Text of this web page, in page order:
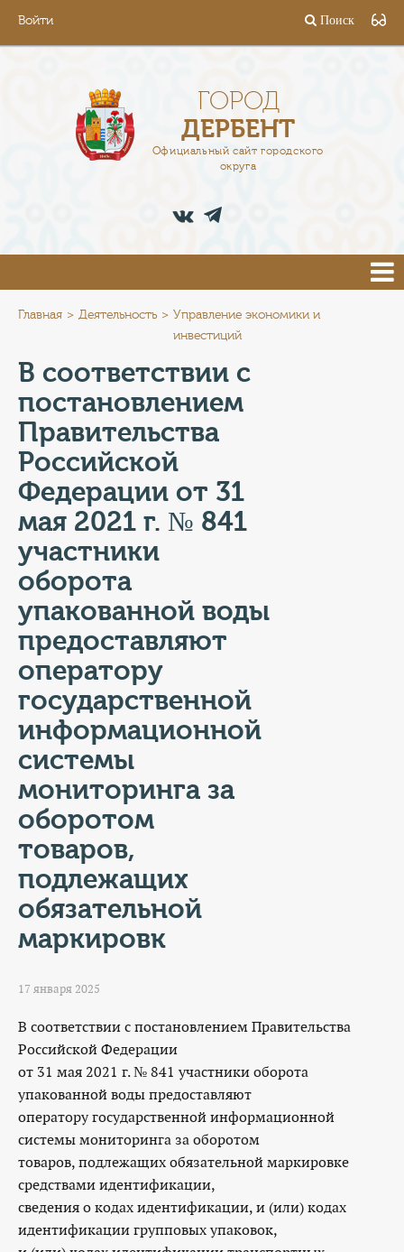
Войти Поиск
ГОРОД
ДЕРБЕНТ
Официальный сайт городского
округа
АДМИНИСТРАЦИЯ
ПРЕСС-ЦЕНТР
ТУРИСТАМ
КОНТАКТЫ
ТАРИФЫ
ГЕРОИ Z
КАТАЛОГ УСЛУГ
СЛУЖБА ПО КОНТРАКТУ
Главная Деятельность
Управление экономики и
инвестиций
В соответствии с
постановлением
Правительства
Российской
Федерации от 31
мая 2021 г. № 841
участники
оборота
упакованной воды
предоставляют
оператору
государственной
информационной
системы
мониторинга за
оборотом
товаров,
подлежащих
обязательной
маркировк
17 января 2025
В соответствии с постановлением Правительства
Российской Федерации
от 31 мая 2021 г. № 841 участники оборота
упакованной воды предоставляют
оператору государственной информационной
системы мониторинга за оборотом
товаров, подлежащих обязательной маркировке
средствами идентификации,
сведения о кодах идентификации, и (или) кодах
идентификации групповых упаковок,